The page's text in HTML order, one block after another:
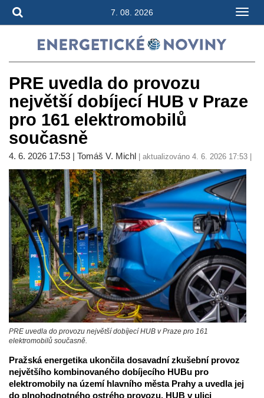
7. 08. 2026
PRE uvedla do provozu
největší dobíjecí HUB v Praze
pro 161 elektromobilů
současně
4. 6. 2026 17:53 | Tomáš V. Michl | aktualizováno 4. 6. 2026 17:53 |
PRE uvedla do provozu největší dobíjecí HUB v Praze pro 161
elektromobilů současně.
Pražská energetika ukončila dosavadní zkušební provoz
největšího kombinovaného dobíjecího HUBu pro
elektromobily na území hlavního města Prahy a uvedla jej
do plnohodnotného ostrého provozu. HUB v ulici